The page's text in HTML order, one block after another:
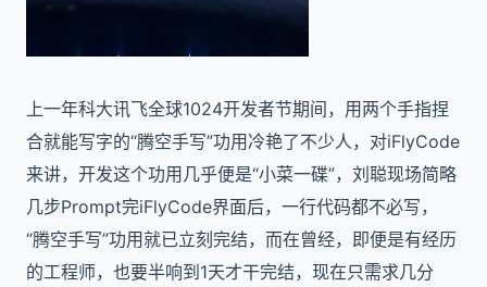
上一年科大讯飞全球1024开发者节期间，用两个手指捏
合就能写字的“腾空手写”功用冷艳了不少人，对iFlyCode
来讲，开发这个功用几乎便是“小菜一碟”，刘聪现场简略
几步Prompt完iFlyCode界面后，一行代码都不必写，
“腾空手写”功用就已立刻完结，而在曾经，即便是有经历
的工程师，也要半响到1天才干完结，现在只需求几分